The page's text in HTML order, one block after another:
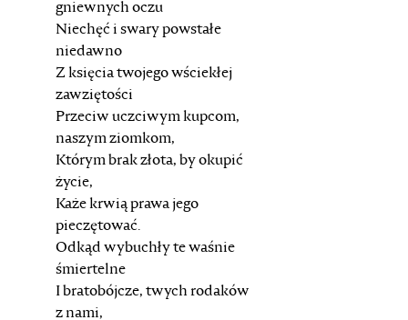
gniewnych oczu
Niechęć i swary powstałe
niedawno
Z księcia twojego wściekłej
zawziętości
Przeciw uczciwym kupcom,
naszym ziomkom,
Którym brak złota, by okupić
życie,
Każe krwią prawa jego
pieczętować.
Odkąd wybuchły te waśnie
śmiertelne
I bratobójcze, twych rodaków
z nami,